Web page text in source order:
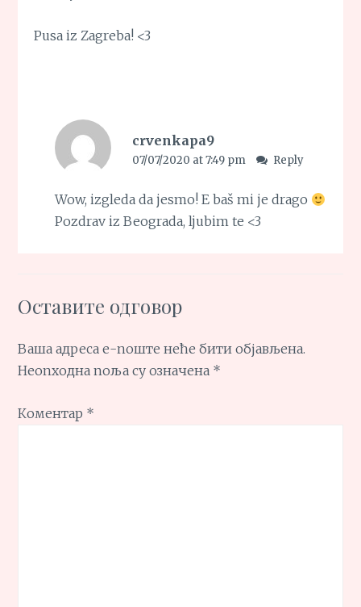
Pusa iz Zagreba! <3
crvenkapa9
07/07/2020 at 7:49 pm Reply
Wow, izgleda da jesmo! E baš mi je drago
Pozdrav iz Beograda, ljubim te <3
Оставите одговор
Ваша адреса е-поште неће бити објављена.
Неопходна поља су означена *
Коментар *